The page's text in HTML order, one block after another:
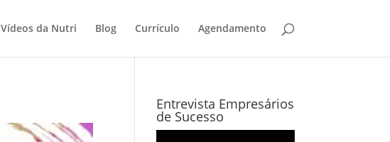
Vídeos da Nutri Blog Currículo Agendamento
Entrevista Empresários
de Sucesso